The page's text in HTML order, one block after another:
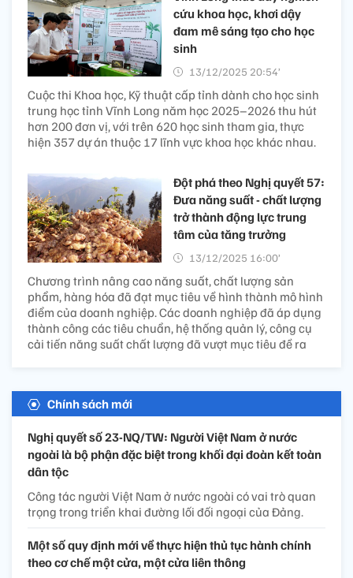
cứu khoa học, khơi dậy
đam mê sáng tạo cho học
sinh
13/12/2025 20:54’
Cuộc thi Khoa học, Kỹ thuật cấp tỉnh dành cho học sinh
trung học tỉnh Vĩnh Long năm học 2025–2026 thu hút
hơn 200 đơn vị, với trên 620 học sinh tham gia, thực
hiện 357 dự án thuộc 17 lĩnh vực khoa học khác nhau.
Đột phá theo Nghị quyết 57:
Đưa năng suất - chất lượng
trở thành động lực trung
tâm của tăng trưởng
13/12/2025 16:00’
Chương trình nâng cao năng suất, chất lượng sản
phẩm, hàng hóa đã đạt mục tiêu về hình thành mô hình
điểm của doanh nghiệp. Các doanh nghiệp đã áp dụng
thành công các tiêu chuẩn, hệ thống quản lý, công cụ
cải tiến năng suất chất lượng đã vượt mục tiêu đề ra
Chính sách mới
Nghị quyết số 23-NQ/TW: Người Việt Nam ở nước
ngoài là bộ phận đặc biệt trong khối đại đoàn kết toàn
dân tộc
Công tác người Việt Nam ở nước ngoài có vai trò quan
trọng trong triển khai đường lối đối ngoại của Đảng.
Một số quy định mới về thực hiện thủ tục hành chính
theo cơ chế một cửa, một cửa liên thông